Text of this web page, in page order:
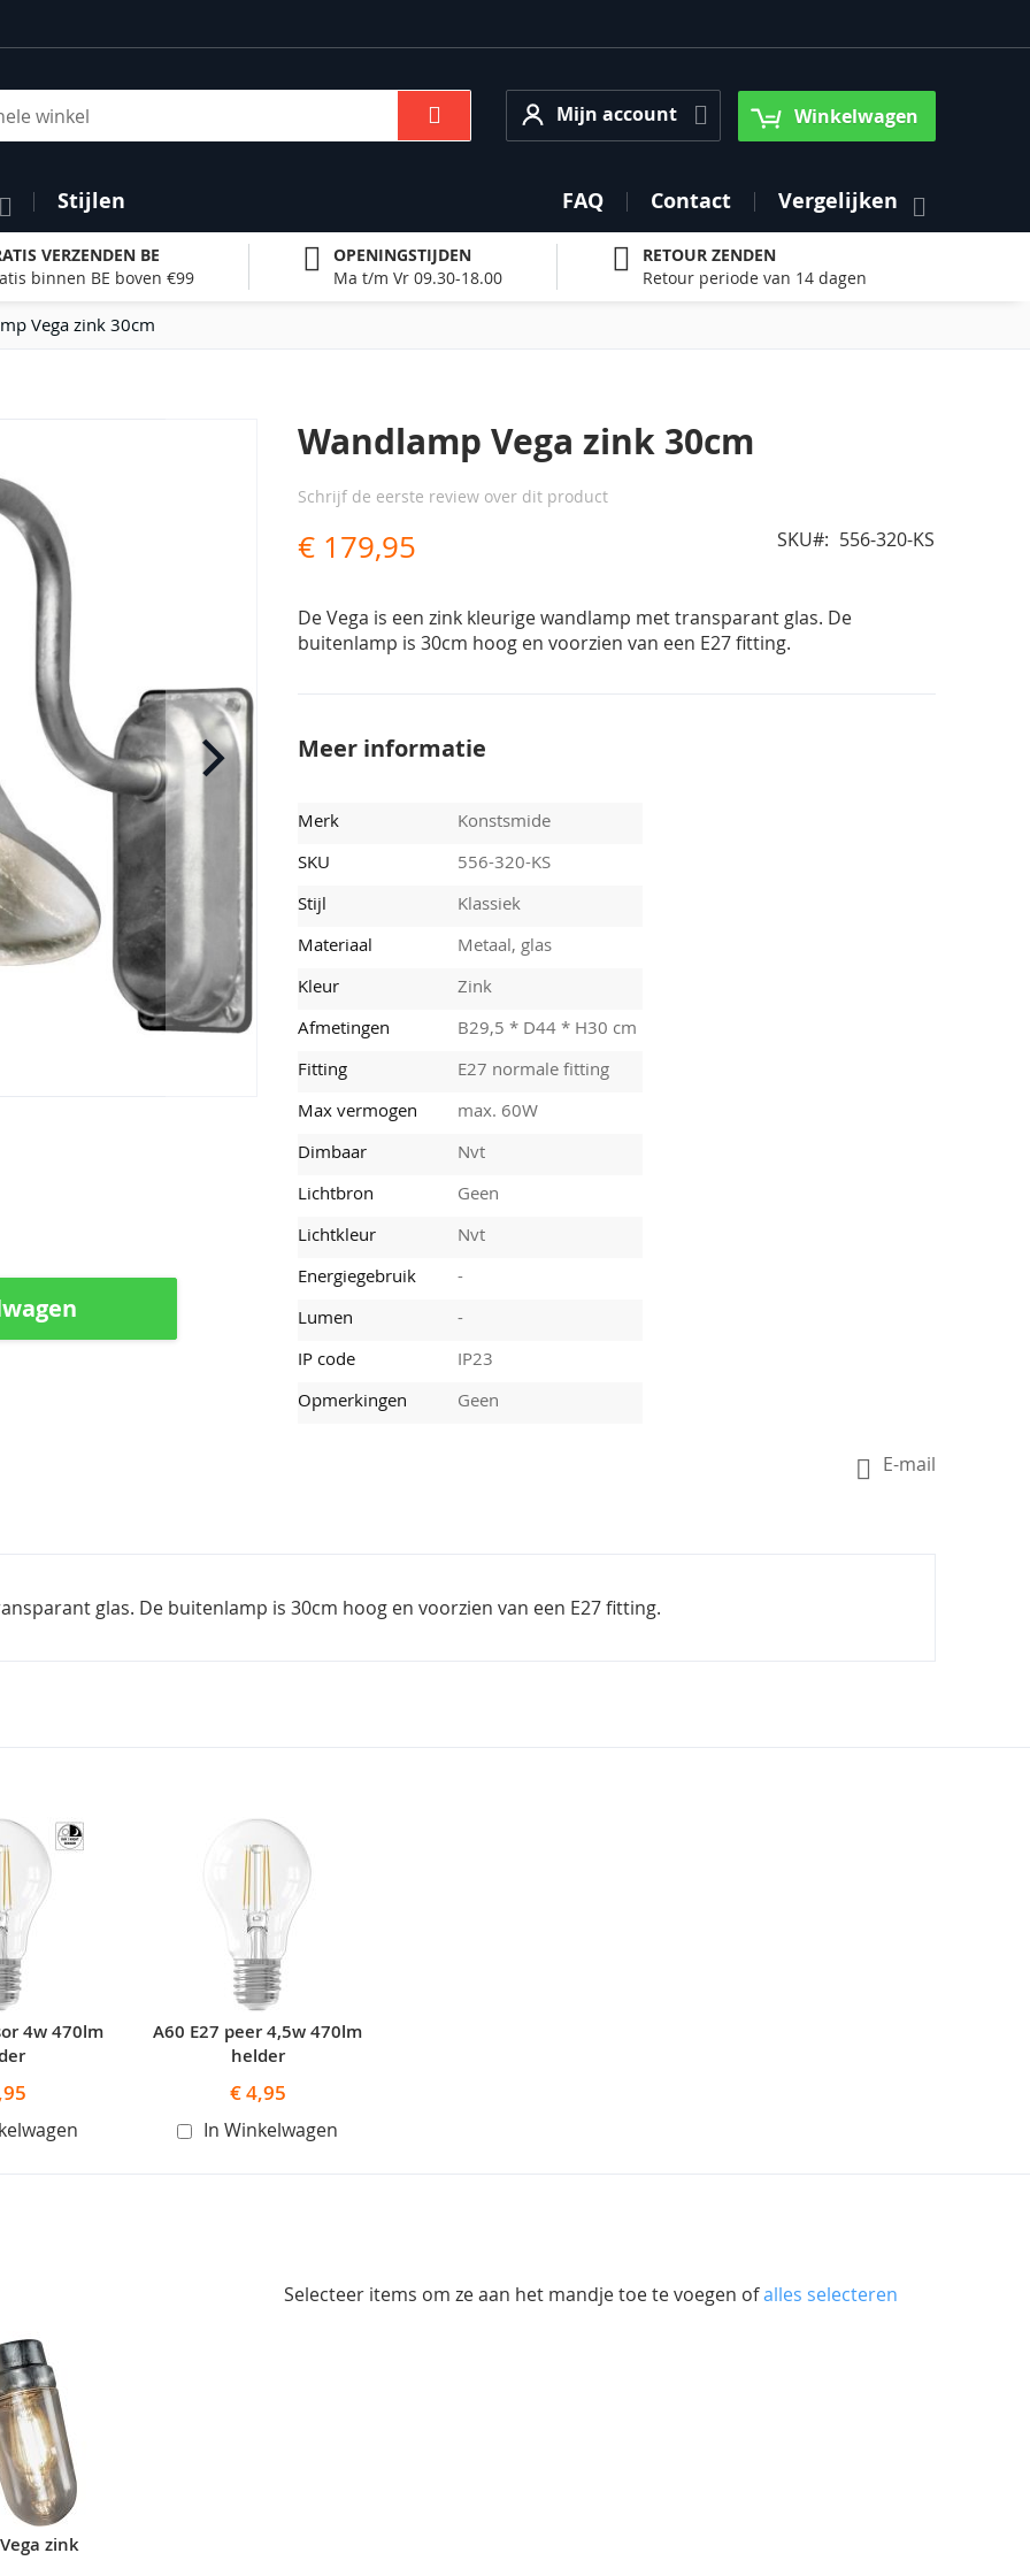
Mijn account
Mijn account Winkelwagen
Stijlen FAQ Contact Vergelijken
VERZENDEN BE
binnen BE boven €99
OPENINGSTIJDEN
Ma t/m Vr 09.30-18.00
RETOUR ZENDEN
Retour periode van 14 dagen
Vega zink 30cm
Wandlamp Vega zink 30cm
Schrijf de eerste review over dit product
€ 179,95 SKU 556-320-KS
De Vega is een zink kleurige wandlamp met transparant glas. De
buitenlamp is 30cm hoog en voorzien van een E27 fitting.
Meer informatie
Merk
Konstsmide
SKU
556-320-KS
Stijl
Klassiek
Materiaal
Metaal, glas
Kleur
Zink
Afmetingen
B29,5 * D44 * H30 cm
Fitting
E27 normale fitting
Max vermogen
max. 60W
Dimbaar
Nvt
Lichtbron
Geen
Lichtkleur
Nvt
Energiegebruik
-
Lumen
-
IP code
IP23
Opmerkingen
Geen
E-mail
glas. De buitenlamp is 30cm hoog en voorzien van een E27 fitting.
4w 470lm
A60 E27 peer 4,5w 470lm
helder
€ 4,95
In Winkelwagen
Selecteer items om ze aan het mandje toe te voegen ofalles selecteren
zink